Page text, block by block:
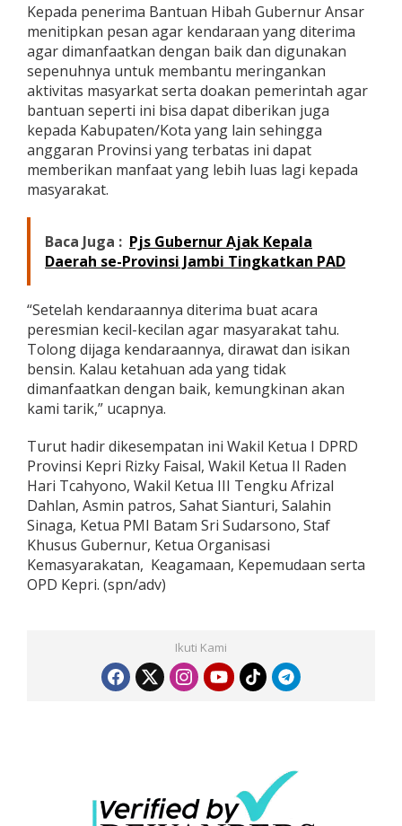
Kepada penerima Bantuan Hibah Gubernur Ansar
menitipkan pesan agar kendaraan yang diterima
agar dimanfaatkan dengan baik dan digunakan
sepenuhnya untuk membantu meringankan
aktivitas masyarkat serta doakan pemerintah agar
bantuan seperti ini bisa dapat diberikan juga
kepada Kabupaten/Kota yang lain sehingga
anggaran Provinsi yang terbatas ini dapat
memberikan manfaat yang lebih luas lagi kepada
masyarakat.
Baca Juga : Pjs Gubernur Ajak Kepala
Daerah se-Provinsi Jambi Tingkatkan PAD
“Setelah kendaraannya diterima buat acara
peresmian kecil-kecilan agar masyarakat tahu.
Tolong dijaga kendaraannya, dirawat dan isikan
bensin. Kalau ketahuan ada yang tidak
dimanfaatkan dengan baik, kemungkinan akan
kami tarik,” ucapnya.
Turut hadir dikesempatan ini Wakil Ketua I DPRD
Provinsi Kepri Rizky Faisal, Wakil Ketua II Raden
Hari Tcahyono, Wakil Ketua III Tengku Afrizal
Dahlan, Asmin patros, Sahat Sianturi, Salahin
Sinaga, Ketua PMI Batam Sri Sudarsono, Staf
Khusus Gubernur, Ketua Organisasi
Kemasyarakatan, Keagamaan, Kepemudaan serta
OPD Kepri. (spn/adv)
Ikuti Kami